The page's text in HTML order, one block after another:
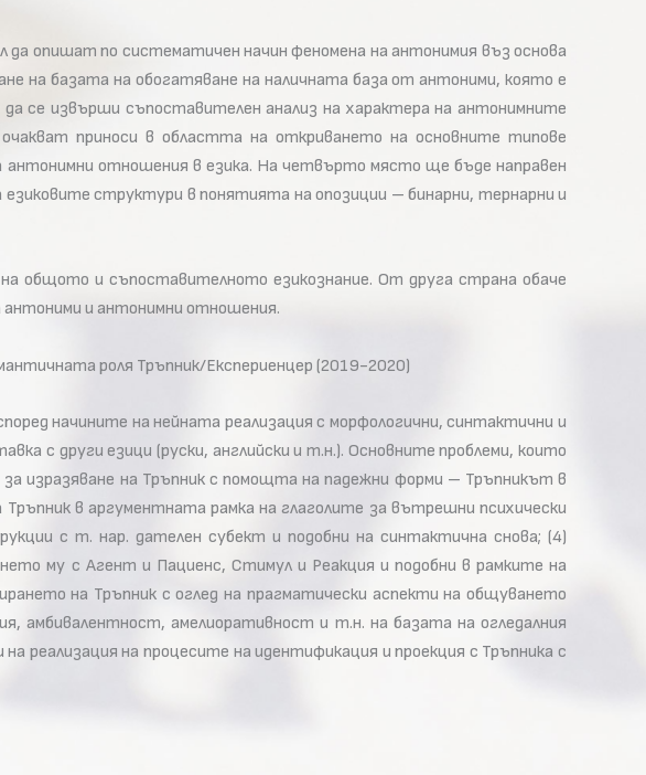
опишат по систематичен начин феномена на антонимия въз основа
на базата на обогатяване на наличната база от антоними, която е
се извърши съпоставителен анализ на характера на антонимните
приноси в областта на откриването на основните типове
отношения в езика. На четвърто място ще бъде направен
структури в понятията на опозиции – бинарни, тернарни и
общото и съпоставителното езикознание. От друга страна обаче
антоними и антонимни отношения.
роля Тръпник/Експериенцер (2019-2020)
начините на нейната реализация с морфологични, синтактични и
с други езици (руски, английски и т.н.). Основните проблеми, които
изразяване на Тръпник с помощта на падежни форми – Тръпникът в
в аргументната рамка на глаголите за вътрешни психически
с т. нар. дателен субект и подобни на синтактична снова; (4)
му с Агент и Пациенс, Стимул и Реакция и подобни в рамките на
на Тръпник с оглед на прагматически аспекти на общуването
амбивалентност, амелиоративност и т.н. на базата на огледалния
реализация на процесите на идентификация и проекция с Тръпника с